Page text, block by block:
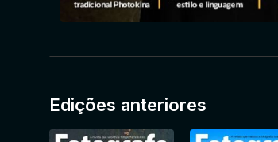
Edições anteriores